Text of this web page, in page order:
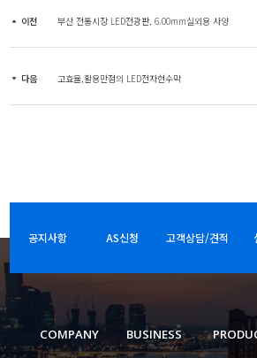
이전 부산 전통시장 LED전광판, 6.00mm실외용 사양
다음 고효율,활용만점의 LED전자현수막
공지사항 AS신청 고객상담/견적
COMPANY BUSINESS